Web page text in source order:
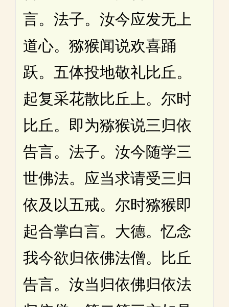
言。法子。汝今应发无上
道心。猕猴闻说欢喜踊
跃。五体投地敬礼比丘。
起复采花散比丘上。尔时
比丘。即为猕猴说三归依
告言。法子。汝今随学三
世佛法。应当求请受三归
依及以五戒。尔时猕猴即
起合掌白言。大德。忆念
我今欲归依佛法僧。比丘
告言。汝当归依佛归依法